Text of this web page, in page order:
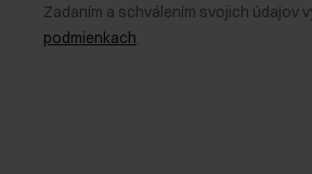
Zadaním a schválením svojich
podmienkach.